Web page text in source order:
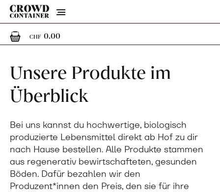
Menu
CHF 0.000 Artikel im Warenkorb
Unsere Produkte im
Überblick
Bei uns kannst du hochwertige, biologisch
produzierte Lebensmittel direkt ab Hof zu dir
nach Hause bestellen. Alle Produkte stammen
aus regenerativ bewirtschafteten, gesunden
Böden. Dafür bezahlen wir den
Produzent*innen den Preis, den sie für ihre